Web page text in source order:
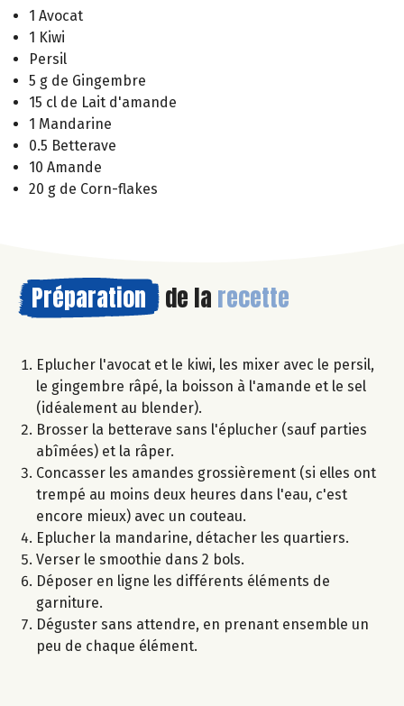
1 Avocat
1 Kiwi
Persil
5 g de Gingembre
15 cl de Lait d'amande
1 Mandarine
0.5 Betterave
10 Amande
20 g de Corn-flakes
Préparation de la recette
Eplucher l'avocat et le kiwi, les mixer avec le persil,
le gingembre râpé, la boisson à l'amande et le sel
(idéalement au blender).
Brosser la betterave sans l'éplucher (sauf parties
abîmées) et la râper.
Concasser les amandes grossièrement (si elles ont
trempé au moins deux heures dans l'eau, c'est
encore mieux) avec un couteau.
Eplucher la mandarine, détacher les quartiers.
Verser le smoothie dans 2 bols.
Déposer en ligne les différents éléments de
garniture.
Déguster sans attendre, en prenant ensemble un
peu de chaque élément.